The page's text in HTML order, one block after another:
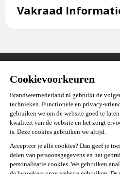
Vakraad
Stel je vraag